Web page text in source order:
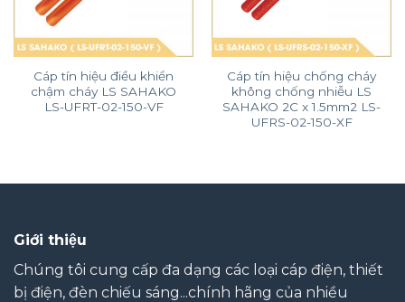
Cáp tín hiệu điều khiển
chậm cháy LS SAHAKO
LS-UFRT-02-150-VF
Cáp tín hiệu chống cháy
không chống nhiễu LS
SAHAKO 2C x 1.5mm2 LS-
UFRS-02-150-XF
Giới thiệu
Chúng tôi cung cấp đa dạng các loại cáp điện, thiết
bị điện, đèn chiếu sáng...chính hãng của nhiều